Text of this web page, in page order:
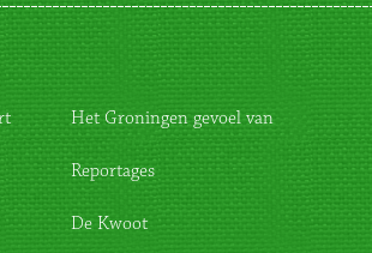
Het Groningen gevoel van
Reportages
De Kwoot